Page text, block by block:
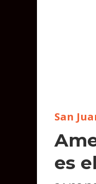
es
San